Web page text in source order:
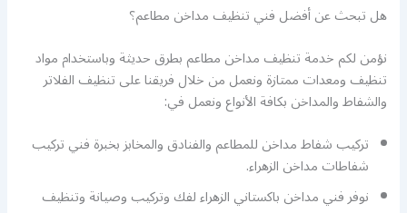
هل تبحث عن أفضل فني تنظيف مداخن مطاعم؟
نؤمن لكم خدمة تنظيف مداخن مطاعم بطرق حديثة وباستخدام مواد
تنظيف ومعدات ممتازة ونعمل من خلال فريقنا على تنظيف الفلاتر
والشفاط والمداخن بكافة الأنواع ونعمل في:
تركيب شفاط مداخن للمطاعم والفنادق والمخابز بخبرة فني تركيب
شفاطات مداخن الزهراء.
نوفر فني مداخن باكستاني الزهراء لفك وتركيب وصيانة وتنظيف